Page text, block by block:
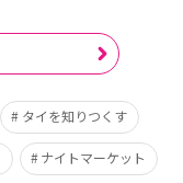
タイを知りつくす
ナイトマーケット